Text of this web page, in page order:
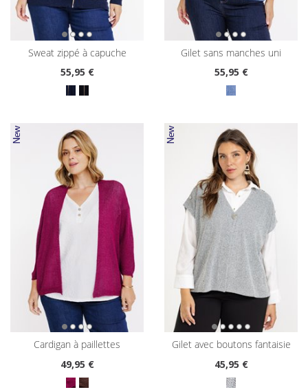
sweat zippé à capuche
55,95 €
gilet sans manches uni
55,95 €
cardigan à paillettes
49,95 €
gilet avec boutons fantaisie
45,95 €